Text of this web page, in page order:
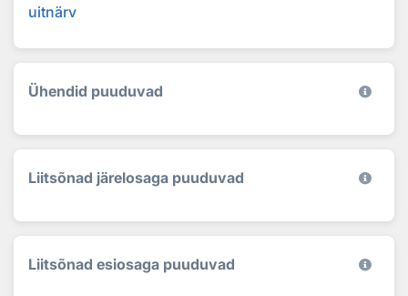
uitnärv
Ühendid puuduvad
Liitsõnad järelosaga puuduvad
Liitsõnad esiosaga puuduvad